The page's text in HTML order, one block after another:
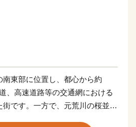
東部に位置し、都心から約
、高速道路等の交通網における
です。一方で、元荒川の桜並